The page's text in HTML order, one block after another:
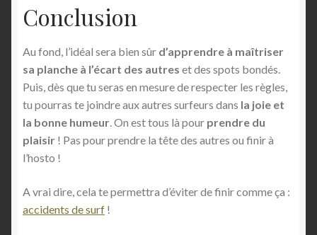
Conclusion
Au fond, l’idéal sera bien sûr d’apprendre à maîtriser
sa planche à l’écart des autres et des spots bondés.
Puis, dès que tu seras en mesure de respecter les règles,
tu pourras te joindre aux autres surfeurs dans la joie et
la bonne humeur. On est tous là pour prendre du
plaisir ! Pas pour prendre la tête des autres ou finir à
l’hosto !
A vrai dire, cela te permettra d’éviter de finir comme ça :
accidents de surf !